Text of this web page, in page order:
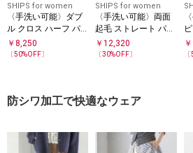
SHIPS for women
〈手洗い可能〉ダブ
ル クロス ハーフ パ
ンツ
￥ 8,250
〔50%OFF〕
SHIPS for women
〈手洗い可能〉両面
起毛 ストレート パン
ツ
￥12,320
〔30%OFF〕
￥
〔
防シワ加工で快適なウェア